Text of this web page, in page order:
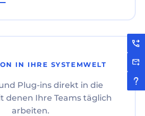
IN IHRE SYSTEMWELT
Plug-ins direkt in die
denen Ihre Teams täglich
arbeiten.